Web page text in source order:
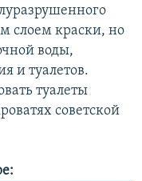
слоем краски, но
воды,
и туалетов.
туалеты
советской